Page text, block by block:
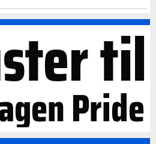
til
Pride